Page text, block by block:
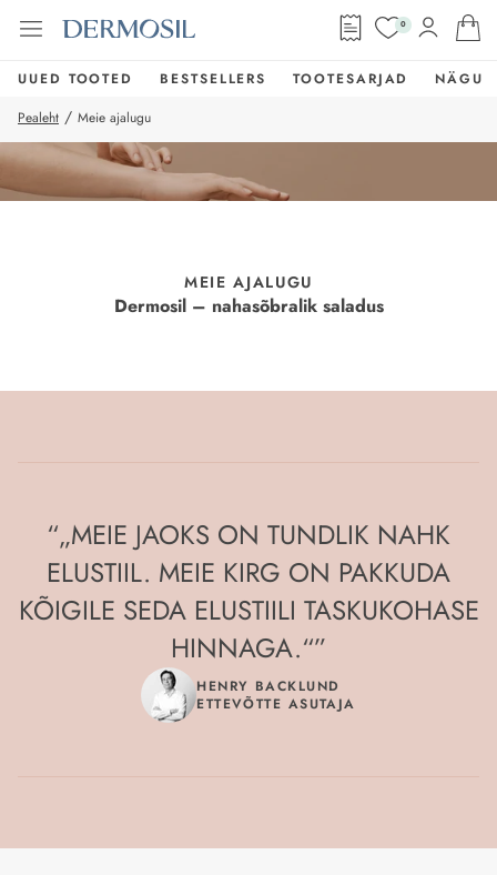
0
UUED TOOTED BESTSELLERS TOOTESARJAD
NÄGU
Pealeht / Meie ajalugu
MEIE AJALUGU
Dermosil – nahasõbralik saladus
“„MEIE JAOKS ON TUNDLIK NAHK
ELUSTIIL. MEIE KIRG ON PAKKUDA
KÕIGILE SEDA ELUSTIILI TASKUKOHASE
HINNAGA.“”
HENRY BACKLUND
ETTEVÕTTE ASUTAJA